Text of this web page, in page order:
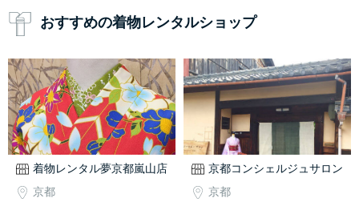
おすすめの着物レンタルショップ
着物レンタル夢京都嵐山店
京都
京都コンシェルジュサロン
京都